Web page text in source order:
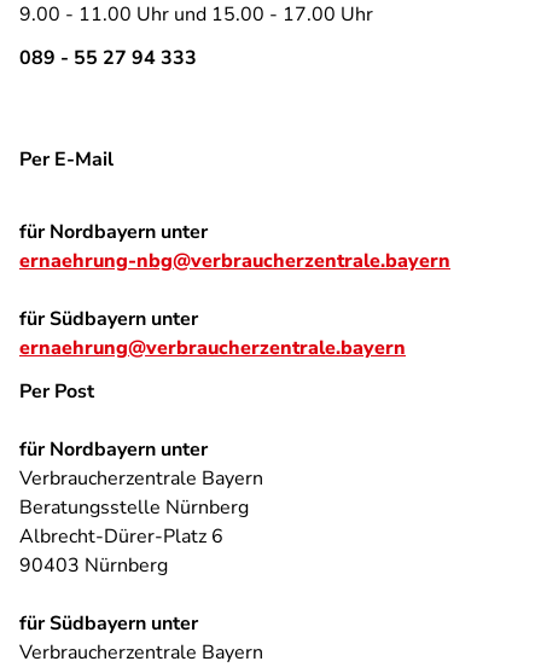
9.00 - 11.00 Uhr und 15.00 - 17.00 Uhr
089 - 55 27 94 333
Per E-Mail
für Nordbayern unter
ernaehrung-nbg@verbraucherzentrale.bayern
für Südbayern unter
ernaehrung@verbraucherzentrale.bayern
Per Post
für Nordbayern unter
Verbraucherzentrale Bayern
Beratungsstelle Nürnberg
Albrecht-Dürer-Platz 6
90403 Nürnberg
für Südbayern unter
Verbraucherzentrale Bayern